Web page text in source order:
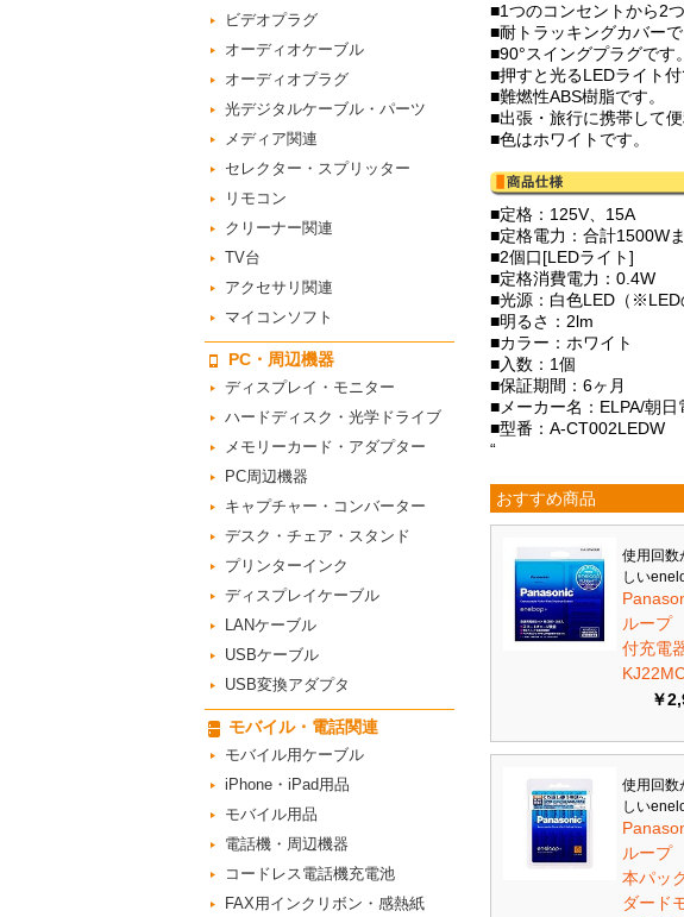
ビデオプラグ
オーディオケーブル
オーディオプラグ
光デジタルケーブル・パーツ
メディア関連
セレクター・スプリッター
リモコン
クリーナー関連
TV台
アクセサリ関連
マイコンソフト
PC・周辺機器
ディスプレイ・モニター
ハードディスク・光学ドライブ
メモリーカード・アダプター
PC周辺機器
キャプチャー・コンバーター
デスク・チェア・スタンド
プリンターインク
ディスプレイケーブル
LANケーブル
USBケーブル
USB変換アダプタ
モバイル・電話関連
モバイル用ケーブル
iPhone・iPad用品
モバイル用品
電話機・周辺機器
コードレス電話機充電池
FAX用インクリボン・感熱紙
■1つのコンセントから2
■耐トラッキングカバー
■90°スイングプラグです。
■押すと光るLEDライト付
■難燃性ABS樹脂です。
■出張・旅行に携帯して便
■色はホワイトです。
■定格：125V、15A
■定格電力：合計1500W
■2個口[LEDライト]
■定格消費電力：0.4W
■光源：白色LED（※LED
■明るさ：2lm
■カラー：ホワイト
■入数：1個
■保証期間：6ヶ月
■メーカー名：ELPA/朝日
■型番：A-CT002LEDW
“
おすすめ商品
使用回数
しい
ループ
付充電
￥
使用回数
しい
ループ
本パッ
ダード